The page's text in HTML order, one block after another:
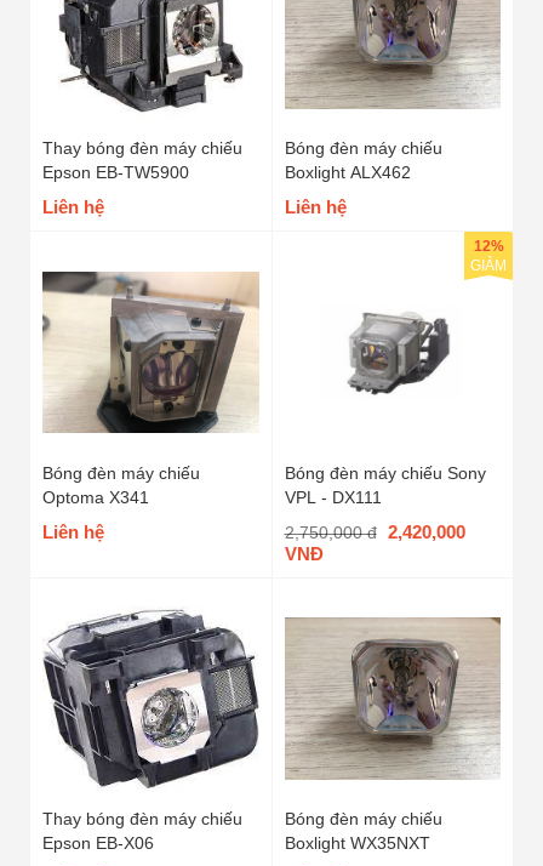
Thay bóng đèn máy chiếu
Epson EB-TW5900
Liên hệ
Bóng đèn máy chiếu
Boxlight ALX462
Liên hệ
Bóng đèn máy chiếu
Optoma X341
Liên hệ
Bóng đèn máy chiếu Sony
VPL - DX111
2,750,000 đ 2,420,000
VNĐ
12%
GIẢM
Thay bóng đèn máy chiếu
Epson EB-X06
Bóng đèn máy chiếu
Boxlight WX35NXT